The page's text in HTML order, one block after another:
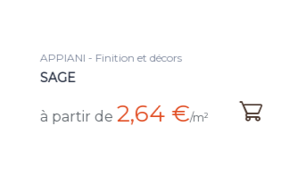
APPIANI - Faience
à partir de 24,64 €